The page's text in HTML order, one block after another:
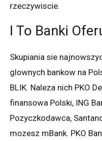
rzeczywiscie.
I To Banki
Skupiania sie
glownych bankow na
BLIK. Naleza nich PKO
finansowa Polski, ING
Pozyczkodawca,
mozesz mBank. PKO